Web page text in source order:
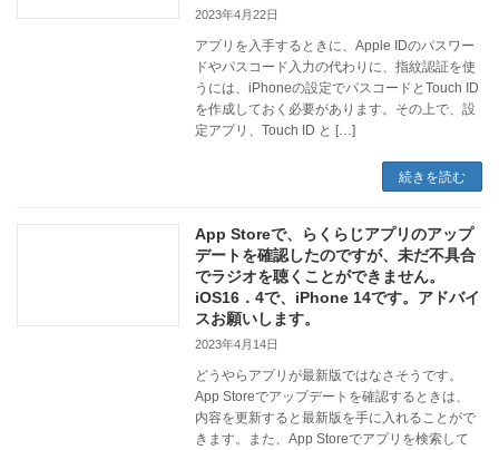
2023年4月22日
アプリを入手するときに、Apple IDのパスワー
ドやパスコード入力の代わりに、指紋認証を使
うには、iPhoneの設定でパスコードとTouch ID
を作成しておく必要があります。その上で、設
定アプリ、Touch ID と […]
続きを読む
App Storeで、らくらじアプリのアップ
デートを確認したのですが、未だ不具合
でラジオを聴くことができません。
iOS16．4で、iPhone 14です。アドバイ
スお願いします。
2023年4月14日
どうやらアプリが最新版ではなさそうです。
App Storeでアップデートを確認するときは、
内容を更新すると最新版を手に入れることがで
きます。また、App Storeでアプリを検索して